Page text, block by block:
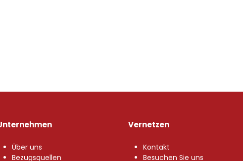
Über uns
Bezugsquellen
Vernetzen
Kontakt
Besuchen Sie uns